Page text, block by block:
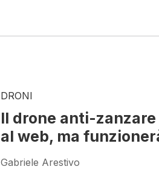
DRONI
Il drone anti-
al web, ma
Gabriele Arestivo